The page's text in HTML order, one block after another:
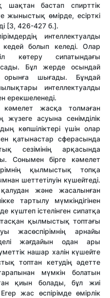
шақтан бастап спирттік
жыныстық өмірде, есірткі
[3, 426-427 б.].
интеллектуалды
болып келеді. Олар
көтеру сипатындағы
Бұл жерде осындай
орынға шығады. Бұндай
интеллектуалды
ерекшеленеді.
жасқа толмаған
жүзеге асуына сенімділік
көпшіліктері үшін олар
қатынастар сферасында
сезімінің арқасында
Сонымен бірге кәмелет
қылмыстық топқа
шеттетілуін күшейтеді.
және жасалынған
тартылу мүмкіндігінен
істелінген сипатқа
қылмыстық топтағы
жасөспірімнің арнайы
жағдайын одан ары
нашар халін күшейте
топтан кетудің әдетте
мүмкін болатын
қиын болады, бұл жиі
жас өспірімде өмірлік